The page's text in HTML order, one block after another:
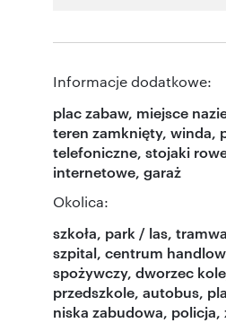
Informacje dodatkowe:
plac zabaw, miejsce
teren zamknięty, winda,
telefoniczne, stojaki
internetowe, garaż
Okolica:
szkoła, park / las,
szpital, centrum
spożywczy, dworzec
przedszkole, autobus,
niska zabudowa, policja,